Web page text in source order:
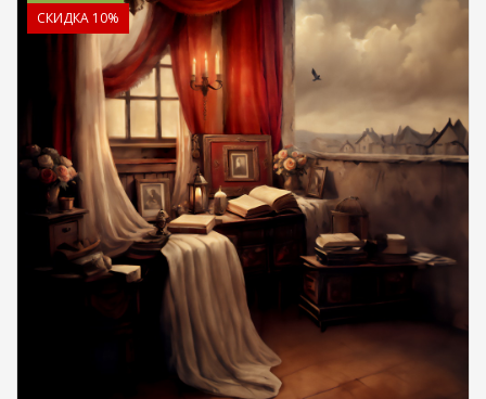
СКИДКА 10%